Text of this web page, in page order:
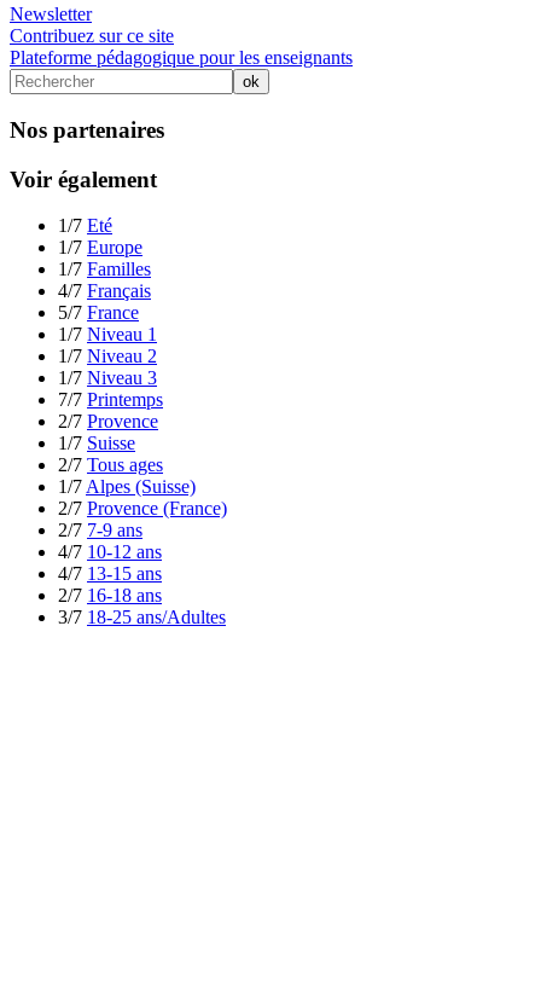
Newsletter
Contribuez sur ce site
Plateforme pédagogique pour les enseignants
Nos partenaires
Voir également
1/7 Eté
1/7 Europe
1/7 Familles
4/7 Français
5/7 France
1/7 Niveau 1
1/7 Niveau 2
1/7 Niveau 3
7/7 Printemps
2/7 Provence
1/7 Suisse
2/7 Tous ages
1/7 Alpes (Suisse)
2/7 Provence (France)
2/7 7-9 ans
4/7 10-12 ans
4/7 13-15 ans
2/7 16-18 ans
3/7 18-25 ans/Adultes